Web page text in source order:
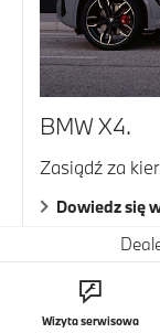
BMW X4.
Zasiądź za
Dowiedz się
Wizyta serwisowa